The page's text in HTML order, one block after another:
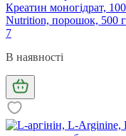
Креатин моногідрат,
Nutrition, порошок, 500 г
7
В наявності